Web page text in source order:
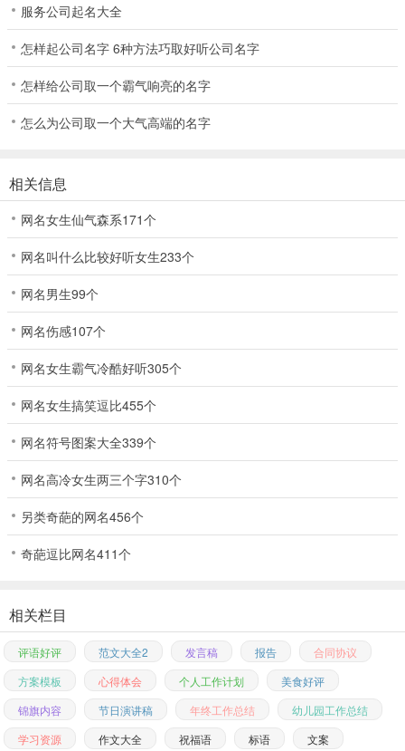
服务公司起名大全
怎样起公司名字 6种方法巧取好听公司名字
怎样给公司取一个霸气响亮的名字
怎么为公司取一个大气高端的名字
相关信息
网名女生仙气森系171个
网名叫什么比较好听女生233个
网名男生99个
网名伤感107个
网名女生霸气冷酷好听305个
网名女生搞笑逗比455个
网名符号图案大全339个
网名高冷女生两三个字310个
另类奇葩的网名456个
奇葩逗比网名411个
相关栏目
评语好评 范文大全2 发言稿 报告
合同协议
方案模板
心得体会 个人工作计划
美食好评
锦旗内容
节日演讲稿 年终工作总结
幼儿园工作总结
学习资源
作文大全 祝福语 标语 文案